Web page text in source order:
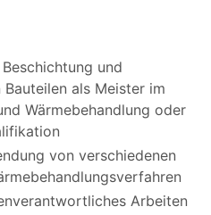
und
als Meister im
Wärmebehandlung oder
von verschiedenen
Arbeiten